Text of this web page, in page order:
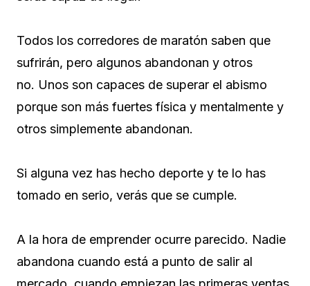
Todos los corredores de maratón saben que
sufrirán, pero algunos abandonan y otros
no. Unos son capaces de superar el abismo
porque son más fuertes física y mentalmente y
otros simplemente abandonan.
Si alguna vez has hecho deporte y te lo has
tomado en serio, verás que se cumple.
A la hora de emprender ocurre parecido. Nadie
abandona cuando está a punto de salir al